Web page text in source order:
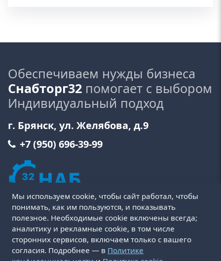
Обеспечиваем нужды бизнеса
Снабторг32 помогает с выбором
Индивидуальный подход
г. Брянск, ул. Желябова, д.9
+7 (950) 696-39-99
Пользовательское соглашение
Политика cookie
Политика конфиденциальности Оферта
Мы используем cookie, чтобы сайт работал, чтобы
понимать, как им пользуются, и показывать
полезное. Необходимые cookie включены всегда;
аналитику и рекламные cookie, в том числе
сторонних сервисов, включаем только с вашего
согласия. Подробнее — в Политике